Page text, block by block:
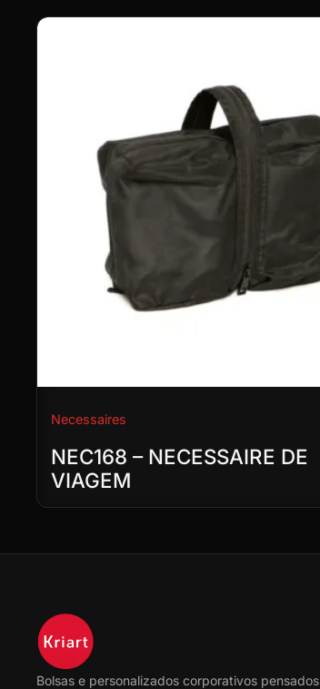
Necessaires
NEC168 – NECESSAIRE DE
VIAGEM
Bolsas e personalizados corporativos pensados